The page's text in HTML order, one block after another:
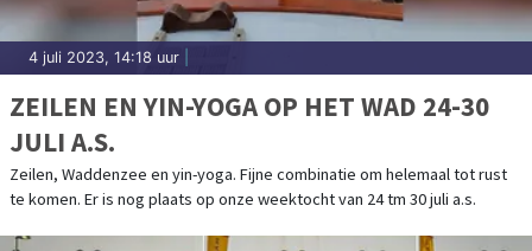
4 juli 2023, 14:18 uur
ZEILEN EN YIN-YOGA OP HET WAD 24-30
JULI A.S.
Zeilen, Waddenzee en yin-yoga. Fijne combinatie om helemaal tot rust
te komen. Er is nog plaats op onze weektocht van 24 tm 30 juli a.s.